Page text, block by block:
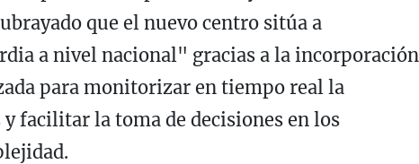
que el nuevo centro sitúa a
a nivel nacional" gracias a la incorporación
para monitorizar en tiempo real la
facilitar la toma de decisiones en los